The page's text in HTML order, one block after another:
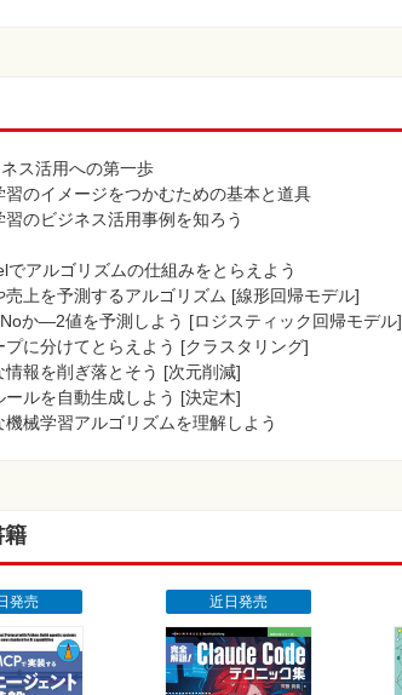
ス活用への第一歩
習のイメージをつかむための基本と道具
のビジネス活用事例を知ろう
でアルゴリズムの仕組みをとらえよう
売上を予測するアルゴリズム [線形回帰モデル]
か―2値を予測しよう [ロジスティック回帰モデル]
プに分けてとらえよう [クラスタリング]
情報を削ぎ落とそう [次元削減]
ールを自動生成しよう [決定木]
械学習アルゴリズムを理解しよう
籍
発売 近日発売